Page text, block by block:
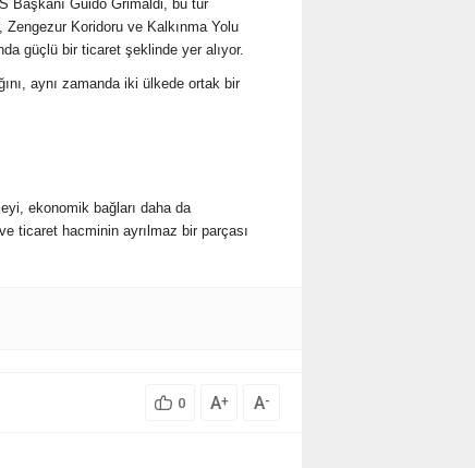
Başkanı Guido Grimaldi, bu tür
Zengezur Koridoru ve Kalkınma Yolu
güçlü bir ticaret şeklinde yer alıyor.
aynı zamanda iki ülkede ortak bir
ekonomik bağları daha da
ticaret hacminin ayrılmaz bir parçası
0 A+ A-